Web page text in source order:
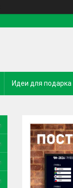
Идеи для подарка